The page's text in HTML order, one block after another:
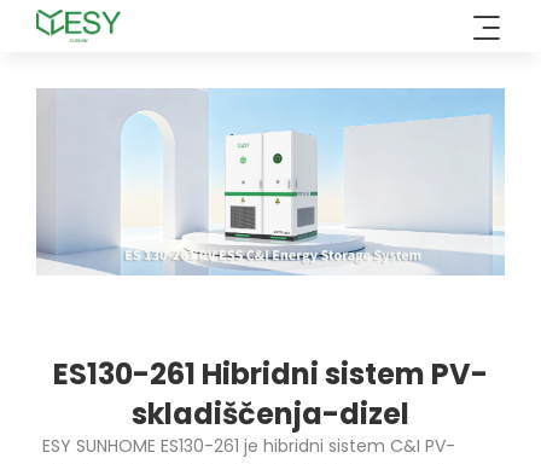
Preskoči
ES130-261 Hibridni sistem PV-
skladiščenja-dizel
ESY SUNHOME ES130-261 je hibridni sistem C&I PV-